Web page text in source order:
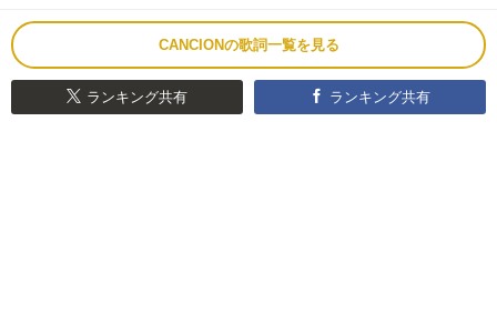
CANCIONの歌詞一覧を見る
ランキング共有 ランキング共有